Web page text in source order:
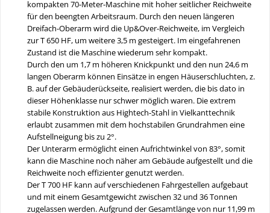
kompakten 70-Meter-Maschine mit hoher seitlicher Reichweite
für den beengten Arbeitsraum. Durch den neuen längeren
Dreifach-Oberarm wird die Up&Over-Reichweite, im Vergleich
zur T 650 HF, um weitere 3,5 m gesteigert. Im eingefahrenen
Zustand ist die Maschine wiederum sehr kompakt.
Durch den um 1,7 m höheren Knickpunkt und den nun 24,6 m
langen Oberarm können Einsätze in engen Häuserschluchten, z.
B. auf der Gebäuderückseite, realisiert werden, die bis dato in
dieser Höhenklasse nur schwer möglich waren. Die extrem
stabile Konstruktion aus Hightech-Stahl in Vielkanttechnik
erlaubt zusammen mit dem hochstabilen Grundrahmen eine
Aufstellneigung bis zu 2°.
Der Unterarm ermöglicht einen Aufrichtwinkel von 83°, somit
kann die Maschine noch näher am Gebäude aufgestellt und die
Reichweite noch effizienter genutzt werden.
Der T 700 HF kann auf verschiedenen Fahrgestellen aufgebaut
und mit einem Gesamtgewicht zwischen 32 und 36 Tonnen
zugelassen werden. Aufgrund der Gesamtlänge von nur 11,99 m